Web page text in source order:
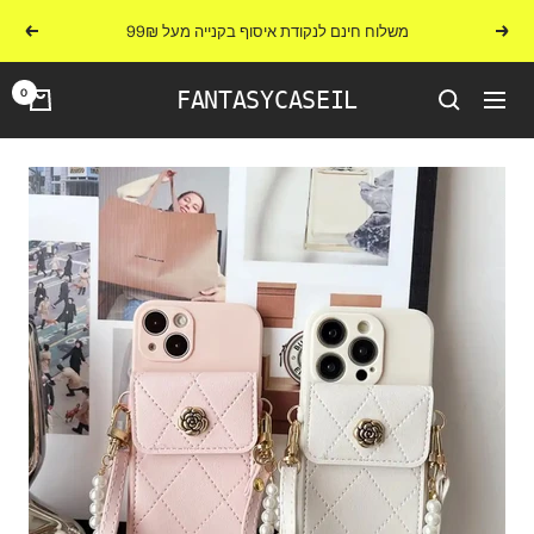
לתוכןהקודם משלוח חינם לנקודת איסוף בקנייה מעל 99₪ הבא
ניווט FANTASYCASEIL
0